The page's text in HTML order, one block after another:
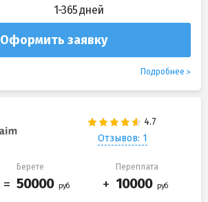
1-365 дней
Оформить заявку
Подробнее
Отзывов: 1
Берете Переплата